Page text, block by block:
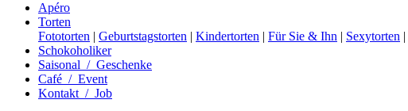
Apéro
Torten
Fototorten | Geburtstagstorten | Kindertorten | Für Sie & Ihn | Sexytorten |
Schokoholiker
Saisonal / Geschenke
Café / Event
Kontakt / Job